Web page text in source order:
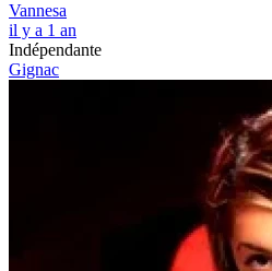
Vannesa
il y a 1 an
Indépendante
Gignac